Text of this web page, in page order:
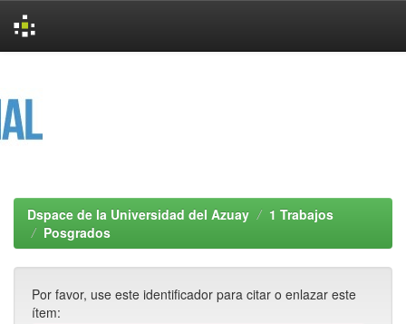
Dspace de la Universidad del Azuay
1 Trabajos
Posgrados
Por favor, use este identificador para citar o enlazar este
ítem: